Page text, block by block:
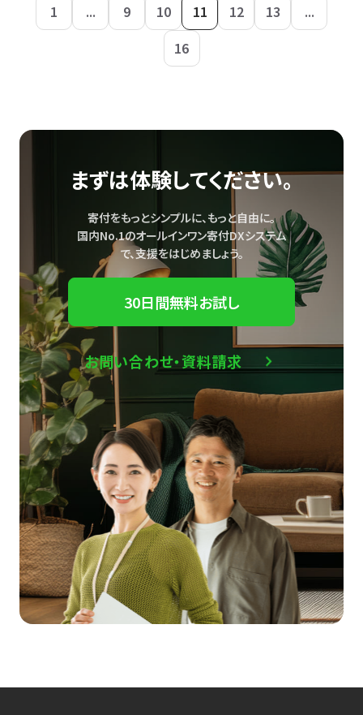
1 ... 9 10 11 12 13
...
16
まずは体験してください。
寄付をもっとシンプルに、もっと自由に。
国内No.1のオールインワン寄付DXシステム
で、支援をはじめましょう。
30日間無料お試し
お問い合わせ・資料請求